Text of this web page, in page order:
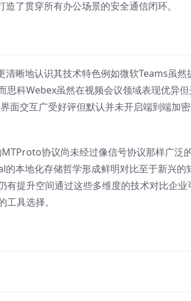
了贯穿所有办公场景的安全通信闭环。
晰地认识其技术特色例如微软Teams虽然
思科Webex虽然在视频会议领域表现优异
面交互广受好评但默认并未开启端到端加
协议尚未经过像信号协议那样广泛
本地化存储哲学形成鲜明对比至于新兴的
有提升空间通过这些多维度的技术对比企业
具选择。